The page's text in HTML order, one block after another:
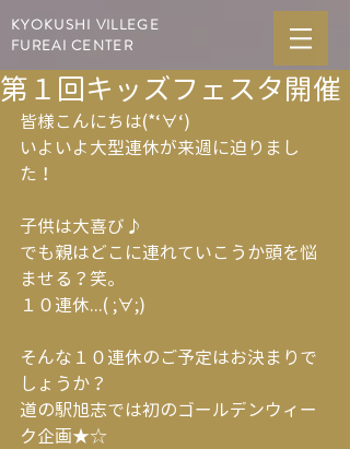
KYOKUSHI VILLEGE
FUREAI CENTER
第１回キッズフェスタ開催
皆様こんにちは(*‘∀‘)
いよいよ大型連休が来週に迫りまし
た！
子供は大喜び♪
でも親はどこに連れていこうか頭を悩
ませる？笑。
１０連休...( ;∀;)
そんな１０連休のご予定はお決まりで
しょうか？
道の駅旭志では初のゴールデンウィー
ク企画★☆